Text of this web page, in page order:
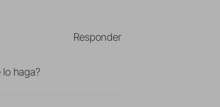
haga?
Responder